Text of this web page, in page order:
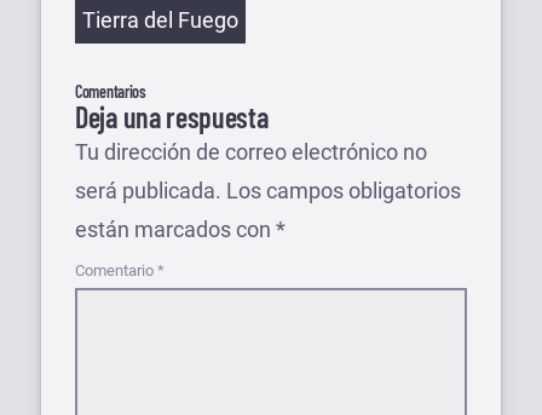
Tierra del Fuego
Comentarios
Deja una respuesta
Tu dirección de correo electrónico no
será publicada. Los campos obligatorios
están marcados con *
Comentario *